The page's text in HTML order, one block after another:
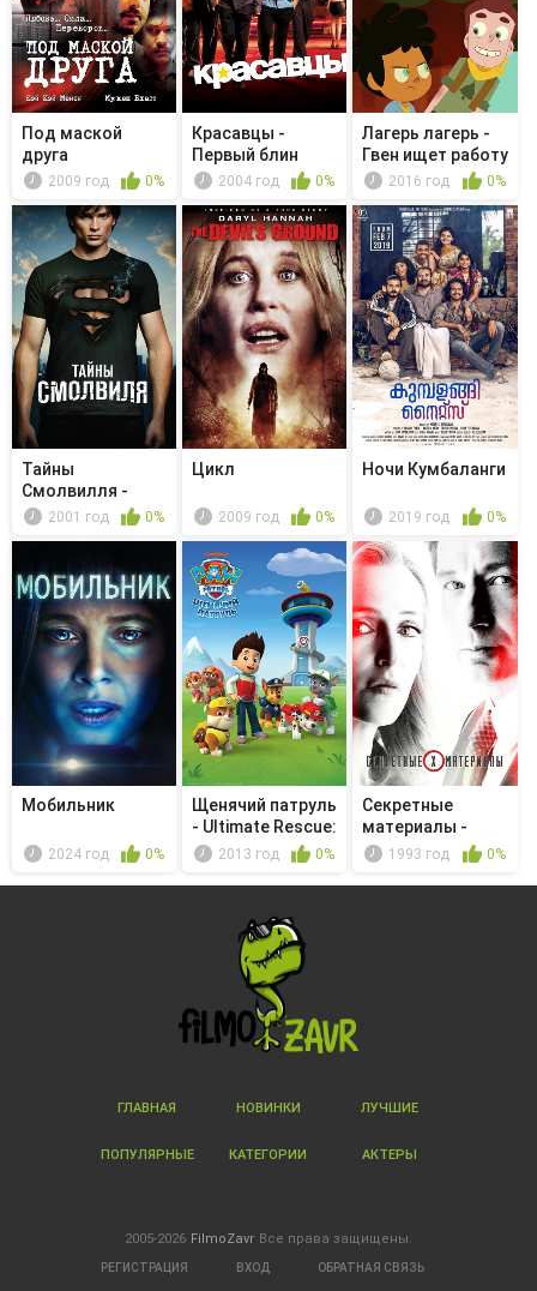
Под маской
друга
2009 год 0%
Красавцы -
Первый блин
комом2004 год 0%
Лагерь лагерь -
Гвен ищет работу
2016 год 0%
Тайны
Смолвилля -
Удача2001 год 0%
Цикл
2009 год 0%
Ночи Кумбаланги
2019 год 0%
Мобильник
2024 год 0%
Щенячий патруль
- Ultimate Rescue:
Pu...2013 год 0%
Секретные
материалы -
Вариация
1993 год 0%
ГЛАВНАЯ НОВИНКИ ЛУЧШИЕ
ПОПУЛЯРНЫЕ КАТЕГОРИИ АКТЕРЫ
2005-2026 FilmoZavr Все права защищены.
РЕГИСТРАЦИЯ ВХОД ОБРАТНАЯ СВЯЗЬ